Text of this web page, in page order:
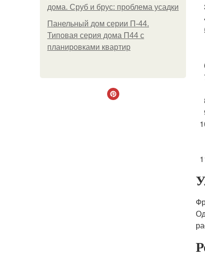
дома. Сруб и брус: проблема усадки
Панельный дом серии П-44.
Типовая серия дома П44 с
планировками квартир